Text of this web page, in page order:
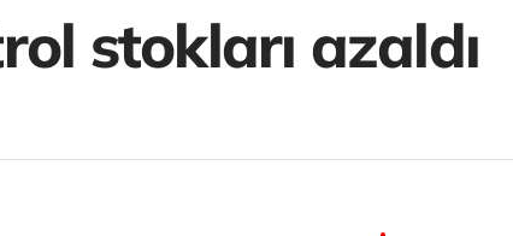
stokları azaldı